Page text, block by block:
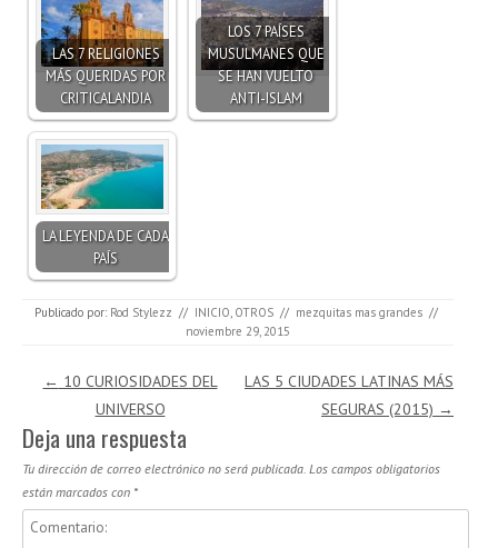
LAS 7 RELIGIONES
MÁS QUERIDAS POR
CRITICALANDIA
LOS 7 PAÍSES
MUSULMANES QUE
SE HAN VUELTO
ANTI-ISLAM
LA LEYENDA DE CADA
PAÍS
Publicado por: Rod Stylezz // INICIO, OTROS // mezquitas mas grandes //
noviembre 29, 2015
Navegación de entradas
← 10 CURIOSIDADES DEL
UNIVERSO
LAS 5 CIUDADES LATINAS MÁS
SEGURAS (2015) →
Deja una respuesta
Tu dirección de correo electrónico no será publicada. Los campos obligatorios
están marcados con *